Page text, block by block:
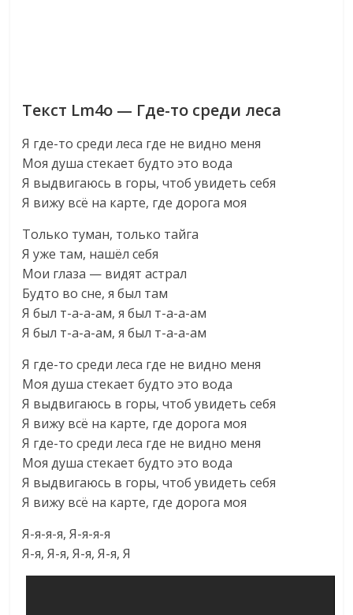
Текст Lm4o — Где-то среди леса
Я где-то среди леса где не видно меня
Моя душа стекает будто это вода
Я выдвигаюсь в горы, чтоб увидеть себя
Я вижу всё на карте, где дорога моя
Только туман, только тайга
Я уже там, нашёл себя
Мои глаза — видят астрал
Будто во сне, я был там
Я был т-а-а-ам, я был т-а-а-ам
Я был т-а-а-ам, я был т-а-а-ам
Я где-то среди леса где не видно меня
Моя душа стекает будто это вода
Я выдвигаюсь в горы, чтоб увидеть себя
Я вижу всё на карте, где дорога моя
Я где-то среди леса где не видно меня
Моя душа стекает будто это вода
Я выдвигаюсь в горы, чтоб увидеть себя
Я вижу всё на карте, где дорога моя
Я-я-я-я, Я-я-я-я
Я-я, Я-я, Я-я, Я-я, Я